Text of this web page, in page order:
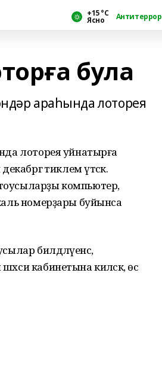
+15 °С
Ясно Антитеррор
була
араһында лоторея
лоторея уйнатырға
тиклем үтәсәк.
компьютер,
номерҙары буйынса
билдәләүенсә,
кабинетына киләсәк, өс